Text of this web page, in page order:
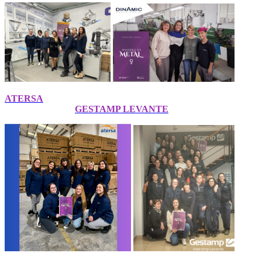
ATERSA
GESTAMP LEVANTE